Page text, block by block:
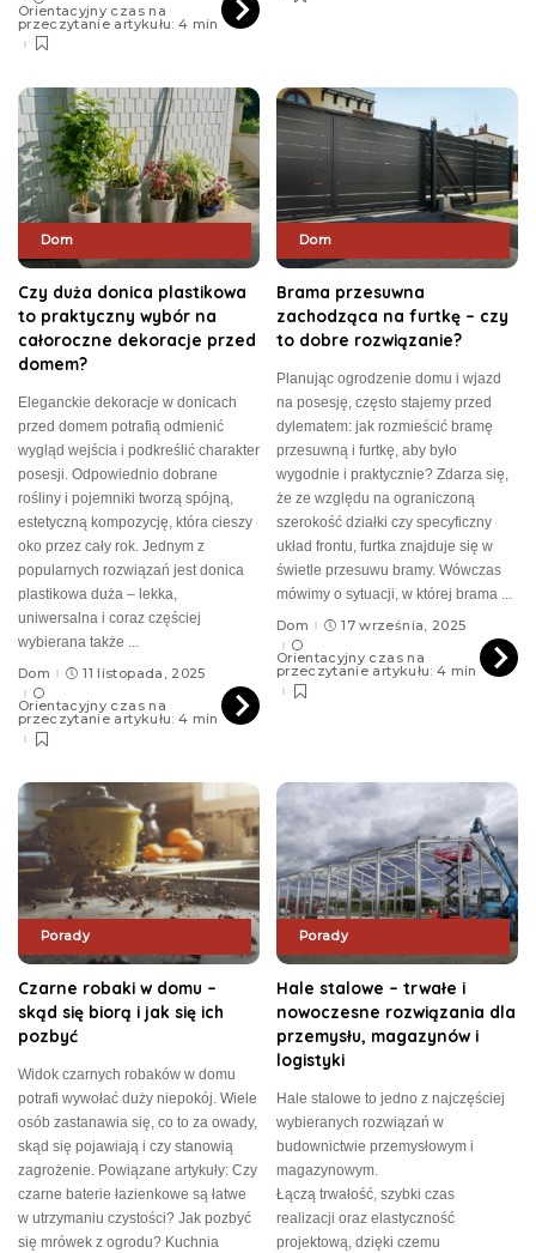
Orientacyjny czas na
przeczytanie artykułu: 4 min
Dom
Czy duża donica plastikowa
to praktyczny wybór na
całoroczne dekoracje przed
domem?
Eleganckie dekoracje w donicach
przed domem potrafią odmienić
wygląd wejścia i podkreślić charakter
posesji. Odpowiednio dobrane
rośliny i pojemniki tworzą spójną,
estetyczną kompozycję, która cieszy
oko przez cały rok. Jednym z
popularnych rozwiązań jest donica
plastikowa duża – lekka,
uniwersalna i coraz częściej
wybierana także ...
Dom
11 listopada, 2025
Orientacyjny czas na
przeczytanie artykułu: 4 min
Dom
Brama przesuwna
zachodząca na furtkę – czy
to dobre rozwiązanie?
Planując ogrodzenie domu i wjazd
na posesję, często stajemy przed
dylematem: jak rozmieścić bramę
przesuwną i furtkę, aby było
wygodnie i praktycznie? Zdarza się,
że ze względu na ograniczoną
szerokość działki czy specyficzny
układ frontu, furtka znajduje się w
świetle przesuwu bramy. Wówczas
mówimy o sytuacji, w której brama ...
Dom
17 września, 2025
Orientacyjny czas na
przeczytanie artykułu: 4 min
Porady
Czarne robaki w domu –
skąd się biorą i jak się ich
pozbyć
Widok czarnych robaków w domu
potrafi wywołać duży niepokój. Wiele
osób zastanawia się, co to za owady,
skąd się pojawiają i czy stanowią
zagrożenie. Powiązane artykuły: Czy
czarne baterie łazienkowe są łatwe
w utrzymaniu czystości? Jak pozbyć
się mrówek z ogrodu? Kuchnia
Porady
Hale stalowe – trwałe i
nowoczesne rozwiązania dla
przemysłu, magazynów i
logistyki
Hale stalowe to jedno z najczęściej
wybieranych rozwiązań w
budownictwie przemysłowym i
magazynowym.
Łączą trwałość, szybki czas
realizacji oraz elastyczność
projektową, dzięki czemu